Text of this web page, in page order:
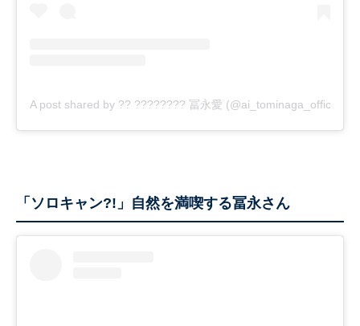
A post shared by ?? ???????? 冨永愛 (@ai_tominaga_official)
「ソロキャン?!」自然を満喫する冨永さん